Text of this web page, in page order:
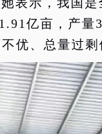
表示，我国
亿亩，产
优、总量过剩